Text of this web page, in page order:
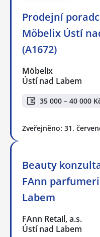
Prodejní
Möbelix Ústí
(A1672)
Möbelix
Ústí nad Labem
35 000 – 40 000
Zveřejněno: 31.
Beauty
FAnn
Labem
FAnn Retail, a.s.
Ústí nad Labem